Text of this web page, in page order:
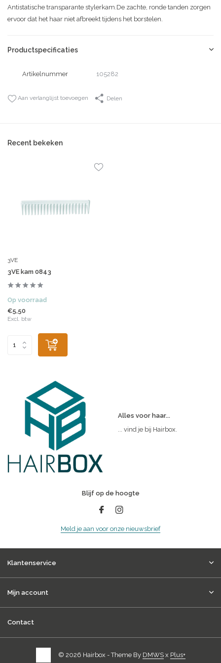
Antistatische transparante stylerkam.De zachte, ronde tanden zorgen
ervoor dat het haar niet afbreekt tijdens het borstelen.
Productspecificaties
Artikelnummer 105282
Aan verlanglijst toevoegen Delen
Recent bekeken
3VE
3VE kam 0843
Op voorraad
€5,50
Excl. btw
Alles voor haar...
... vind je bij Hairbox.
Blijf op de hoogte
Meld je aan voor onze nieuwsbrief
Klantenservice
Mijn account
Contact
© 2026 Hairbox - Theme By DMWSx Plus+